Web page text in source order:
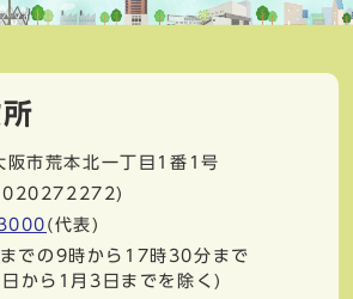
阪市荒本北一丁目1番1号
(代表)
での9時から17時30分まで
から1月3日までを除く)